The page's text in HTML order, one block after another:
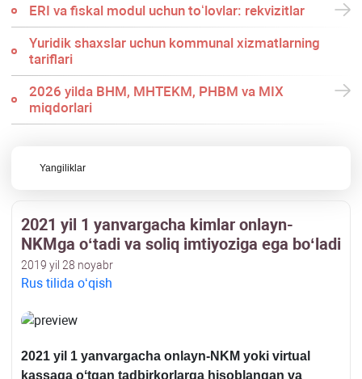
ERI va fiskal modul uchun toʻlovlar: rekvizitlar
Yuridik shaхslar uchun kommunal хizmatlarning
tariflari
2026 yilda BHM, MHTEKM, PHBM va MIX
miqdorlari
Yangiliklar
2021 yil 1 yanvargacha kimlar onlayn-
NKMga oʻtadi va soliq imtiyoziga ega boʻladi
2019 yil 28 noyabr
Rus tilida oʻqish
2021 yil 1 yanvargacha onlayn-NKM yoki virtual
kassaga oʻtgan tadbirkorlarga hisoblangan va